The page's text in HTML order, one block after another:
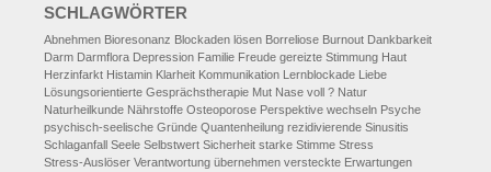
SCHLAGWÖRTER
Abnehmen Bioresonanz Blockaden lösen Borreliose Burnout Dankbarkeit
Darm Darmflora Depression Familie Freude gereizte Stimmung Haut
Herzinfarkt Histamin Klarheit Kommunikation Lernblockade Liebe
Lösungsorientierte Gesprächstherapie Mut Nase voll ? Natur
Naturheilkunde Nährstoffe Osteoporose Perspektive wechseln Psyche
psychisch-seelische Gründe Quantenheilung rezidivierende Sinusitis
Schlaganfall Seele Selbstwert Sicherheit starke Stimme Stress
Stress-Auslöser Verantwortung übernehmen versteckte Erwartungen